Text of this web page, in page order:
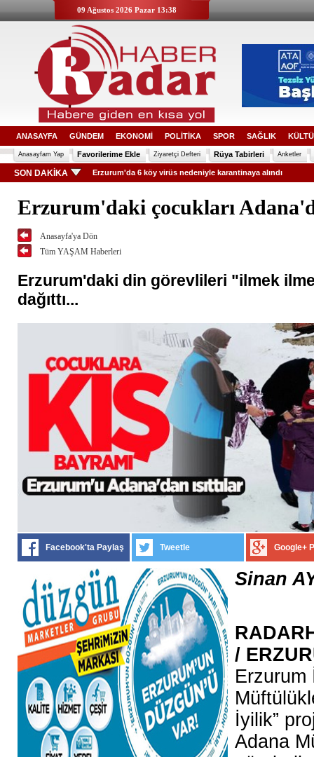
09 Ağustos 2026 Pazar 13:38
ANASAYFA GÜNDEM EKONOMİ POLİTİKA SPOR SAĞLIK
Anasayfam Yap Favorilerime Ekle Ziyaretçi Defteri Rüya Tabirleri Anketler
SON DAKİKA Erzurum'da 6 köy virüs nedeniyle karantinaya alındı
Erzurum'daki çocukları
Anasayfa'ya Dön
Tüm YAŞAM Haberleri
Erzurum'daki din görevlileri "ilmek
dağıttı...
Facebook'ta Paylaş Tweetle Google+
Sinan
/
Erzurum
İyilik”
Adana